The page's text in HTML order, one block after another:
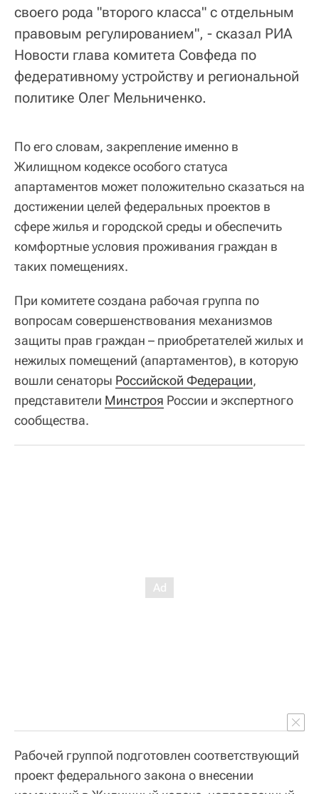
своего рода "второго класса" с отдельным
правовым регулированием", - сказал РИА
Новости глава комитета Совфеда по
федеративному устройству и региональной
политике Олег Мельниченко.
По его словам, закрепление именно в
Жилищном кодексе особого статуса
апартаментов может положительно сказаться на
достижении целей федеральных проектов в
сфере жилья и городской среды и обеспечить
комфортные условия проживания граждан в
таких помещениях.
При комитете создана рабочая группа по
вопросам совершенствования механизмов
защиты прав граждан – приобретателей жилых и
нежилых помещений (апартаментов), в которую
вошли сенаторы Российской Федерации,
представители Минстроя России и экспертного
сообщества.
Рабочей группой подготовлен соответствующий
проект федерального закона о внесении